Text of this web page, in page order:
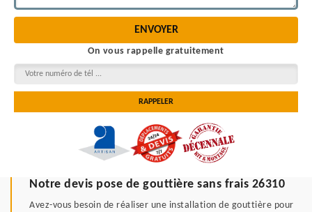
On vous rappelle gratuitement
Notre devis pose de gouttière sans frais 26310
Avez-vous besoin de réaliser une installation de gouttière pour